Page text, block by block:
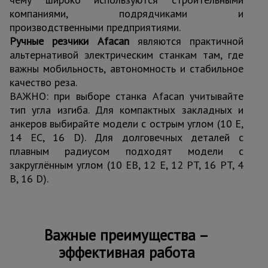
компаниями, подрядчиками и
производственными предприятиями.
Ручные резчики Afacanявляются практичной
альтернативой электрическим станкам там, где
важны мобильность, автономность и стабильное
качество реза.
ВАЖНО: при выборе станка Afacan учитывайте
тип угла изгиба. Для компактных закладных и
анкеров выбирайте модели с острым углом (10 E,
14 EC, 16 D). Для долговечных деталей с
плавным радиусом подходят модели с
закруглённым углом (10 EB, 12 E, 12 PT, 16 PT, 4
B, 16 D).
Важные преимущества –
эффективная работа